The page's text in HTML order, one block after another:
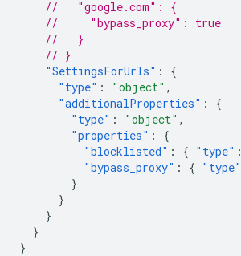
//   "google.com": {
//     "bypass_proxy": true
//   }
// }
"SettingsForUrls" :
{
"type" : "object" ,
"additionalProperties" :
{
"type" : "object" ,
"properties" :
{
"blocklisted" : { "type" :
"bypass_proxy" : { "type"
}
}
}
}
}